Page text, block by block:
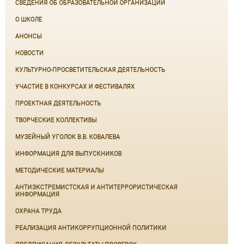
СВЕДЕНИЯ ОБ ОБРАЗОВАТЕЛЬНОЙ ОРГАНИЗАЦИИ
О ШКОЛЕ
АНОНСЫ
НОВОСТИ
КУЛЬТУРНО-ПРОСВЕТИТЕЛЬСКАЯ ДЕЯТЕЛЬНОСТЬ
УЧАСТИЕ В КОНКУРСАХ И ФЕСТИВАЛЯХ
ПРОЕКТНАЯ ДЕЯТЕЛЬНОСТЬ
ТВОРЧЕСКИЕ КОЛЛЕКТИВЫ
МУЗЕЙНЫЙ УГОЛОК В.В. КОВАЛЕВА
ИНФОРМАЦИЯ ДЛЯ ВЫПУСКНИКОВ
МЕТОДИЧЕСКИЕ МАТЕРИАЛЫ
АНТИЭКСТРЕМИСТСКАЯ И АНТИТЕРРОРИСТИЧЕСКАЯ
ИНФОРМАЦИЯ
ОХРАНА ТРУДА
РЕАЛИЗАЦИЯ АНТИКОРРУПЦИОННОЙ ПОЛИТИКИ